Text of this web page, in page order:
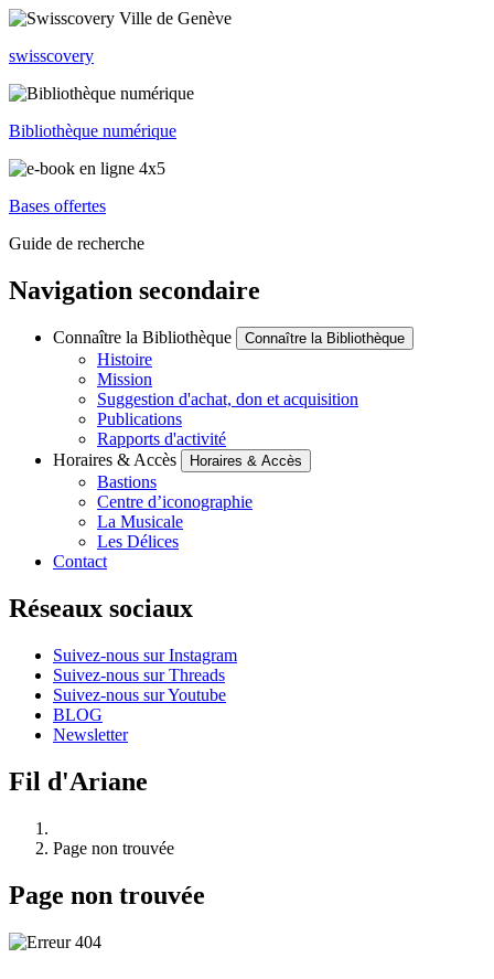
swisscovery
Bibliothèque numérique
Bases offertes
Guide de recherche
Navigation secondaire
Connaître la Bibliothèque Connaître la Bibliothèque
Histoire
Mission
Suggestion d'achat, don et acquisition
Publications
Rapports d'activité
Horaires & Accès
Horaires & Accès
Bastions
Centre d’iconographie
La Musicale
Les Délices
Contact
Réseaux sociaux
Suivez-nous sur Instagram
Suivez-nous sur Threads
Suivez-nous sur Youtube
BLOG
Newsletter
Fil d'Ariane
Page non trouvée
Page non trouvée